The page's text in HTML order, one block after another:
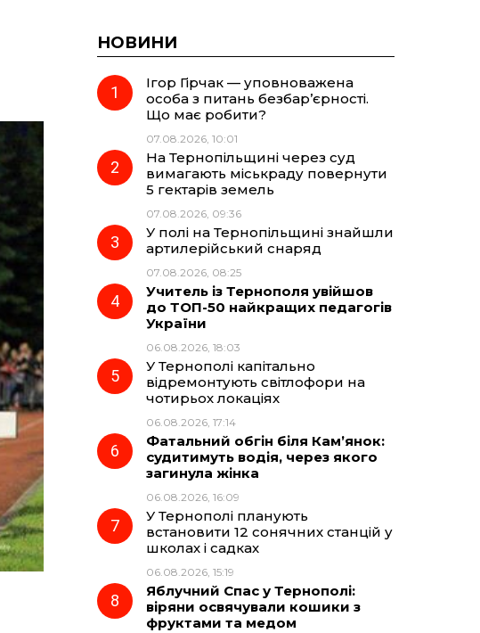
НОВИНИ
Ігор Гірчак — уповноважена
особа з питань безбар’єрності.
Що має робити?
07.08.2026, 10:01
На Тернопільщині через суд
вимагають міськраду повернути
5 гектарів земель
07.08.2026, 09:36
У полі на Тернопільщині знайшли
артилерійський снаряд
07.08.2026, 08:25
Учитель із Тернополя увійшов
до ТОП-50 найкращих педагогів
України
06.08.2026, 18:03
У Тернополі капітально
відремонтують світлофори на
чотирьох локаціях
06.08.2026, 17:14
Фатальний обгін біля Кам’янок:
судитимуть водія, через якого
загинула жінка
06.08.2026, 16:09
У Тернополі планують
встановити 12 сонячних станцій у
школах і садках
06.08.2026, 15:19
Яблучний Спас у Тернополі:
віряни освячували кошики з
фруктами та медом